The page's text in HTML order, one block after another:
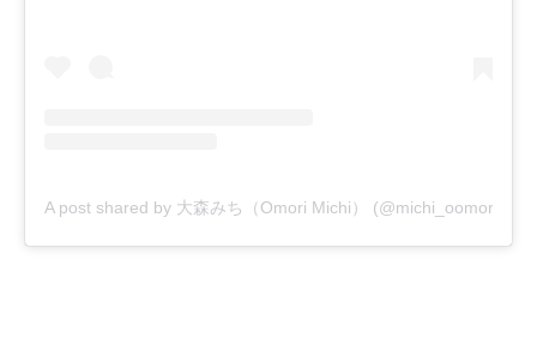
A post shared by 大森みち（Omori Michi）